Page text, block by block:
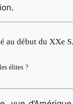
au début du XXe S.
élites ?